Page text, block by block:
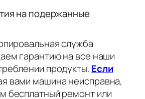
на подержанные
служба
гарантию на все наши
продукты. Если
вами машина неисправна,
бесплатный ремонт или